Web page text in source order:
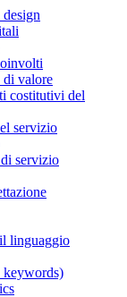
di valore
costitutivi del
servizio
servizio
linguaggio
keywords)